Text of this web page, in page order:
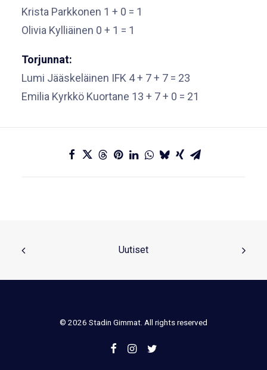
Krista Parkkonen 1 + 0 = 1
Olivia Kylliäinen 0 + 1 = 1
Torjunnat:
Lumi Jääskeläinen IFK 4 + 7 + 7 = 23
Emilia Kyrkkö Kuortane 13 + 7 + 0 = 21
Uutiset
© 2026 Stadin Gimmat. All rights reserved